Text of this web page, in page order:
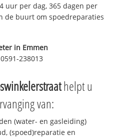
uur per dag, 365 dagen per
de buurt om spoedreparaties
in Emmen
238013
helpt u
van:
(water- en gasleiding)
(spoed)reparatie en